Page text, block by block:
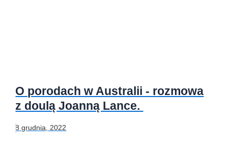
O porodach w Australii - rozmowa
z doulą Joanną Lance.
8 grudnia, 2022